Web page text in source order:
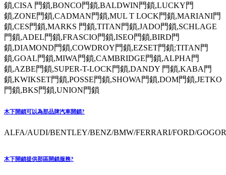
鎖,CISA 門鎖,BONCO門鎖,BALDWIN門鎖,LUCKY門
鎖,ZONE門鎖,CADMAN門鎖,MUL T LOCK門鎖,MARIANI門
鎖,CES門鎖,MARKS 門鎖,TITAN門鎖,JADO門鎖,SCHLAGE
門鎖,ADEL門鎖,FRASCIO門鎖,ISEO門鎖,BIRD門
鎖,DIAMOND門鎖,COWDROY門鎖,EZSET門鎖;TITAN門
鎖,GOAL門鎖,MIWA門鎖,CAMBRIDGE門鎖,ALPHA門
鎖,AZBE門鎖,SUPER-T-LOCK門鎖,DANDY 門鎖,KABA門
鎖,KWIKSET門鎖,POSSE門鎖,SHOWA門鎖,DOM門鎖,JETKO
門鎖,BKS門鎖,UNION門鎖
木下開鎖可以為那品牌汽車開鎖?
ALFA/AUDI/BENTLEY/BENZ/BMW/FERRARI/FORD/
木下開鎖提供那區開鎖服務?